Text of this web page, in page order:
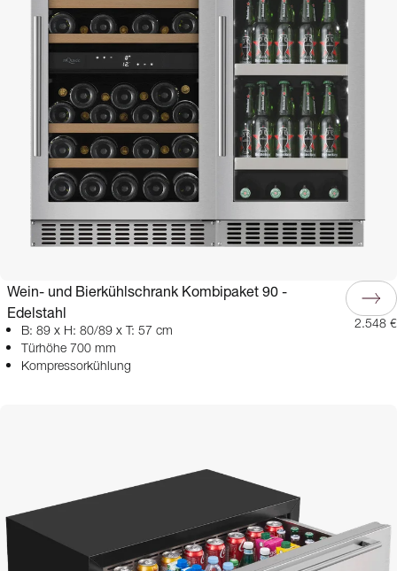
Wein- und Bierkühlschrank Kombipaket 90 -
Edelstahl
B: 89 x H: 80/89 x T: 57 cm
Türhöhe 700 mm
Kompressorkühlung
2.548 €